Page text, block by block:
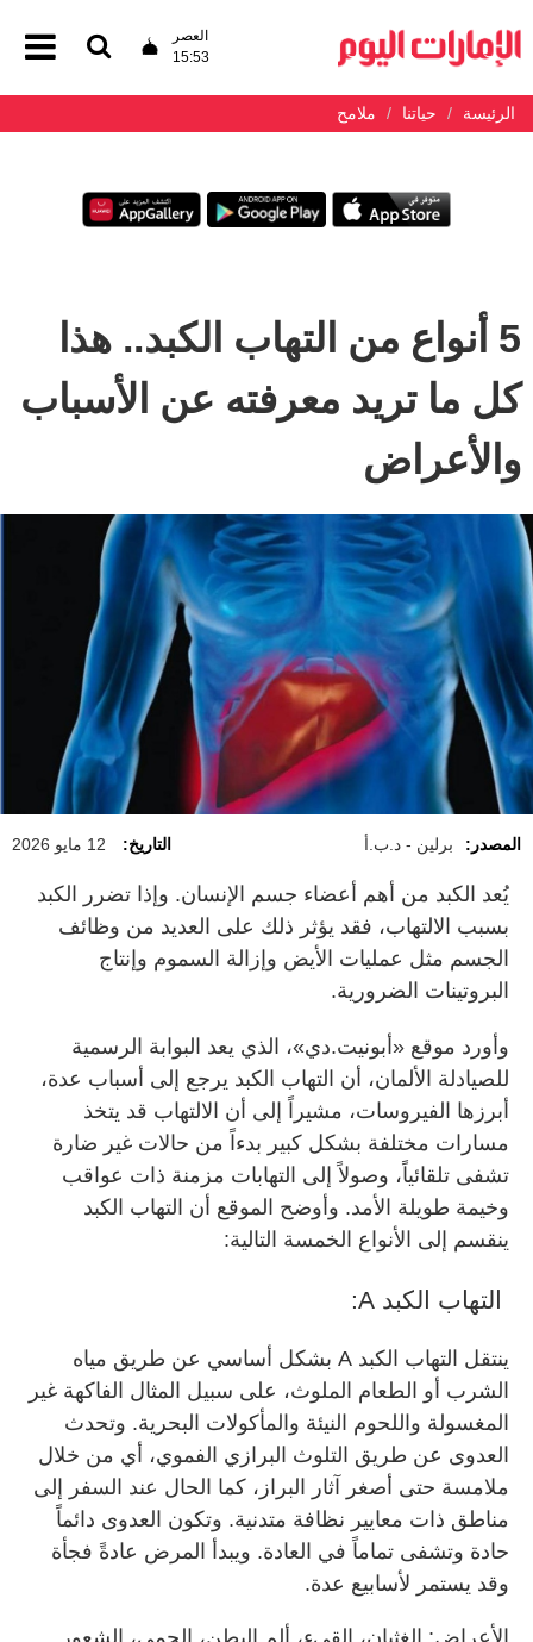
العصر
15:53
الرئيسة حياتنا ملامح
5 أنواع من التهاب الكبد.. هذا
كل ما تريد معرفته عن الأسباب
والأعراض
المصدر: برلين - د.ب.أ التاريخ: 12 مايو 2026
يُعد الكبد من أهم أعضاء جسم الإنسان. وإذا تضرر الكبد
بسبب الالتهاب، فقد يؤثر ذلك على العديد من وظائف
الجسم مثل عمليات الأيض وإزالة السموم وإنتاج
البروتينات الضرورية.
وأورد موقع «أبونيت.دي»، الذي يعد البوابة الرسمية
للصيادلة الألمان، أن التهاب الكبد يرجع إلى أسباب عدة،
أبرزها الفيروسات، مشيراً إلى أن الالتهاب قد يتخذ
مسارات مختلفة بشكل كبير بدءاً من حالات غير ضارة
تشفى تلقائياً، وصولاً إلى التهابات مزمنة ذات عواقب
وخيمة طويلة الأمد. وأوضح الموقع أن التهاب الكبد
ينقسم إلى الأنواع الخمسة التالية:
التهاب الكبد A:
ينتقل التهاب الكبد A بشكل أساسي عن طريق مياه
الشرب أو الطعام الملوث، على سبيل المثال الفاكهة غير
المغسولة واللحوم النيئة والمأكولات البحرية. وتحدث
العدوى عن طريق التلوث البرازي الفموي، أي من خلال
ملامسة حتى أصغر آثار البراز، كما الحال عند السفر إلى
مناطق ذات معايير نظافة متدنية. وتكون العدوى دائماً
حادة وتشفى تماماً في العادة. ويبدأ المرض عادةً فجأة
وقد يستمر لأسابيع عدة.
الأعراض: الغثيان، القيء، ألم البطن، الحمى، الشعور